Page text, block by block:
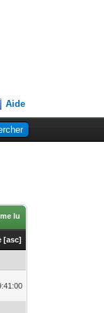
Aide
lu
[asc]